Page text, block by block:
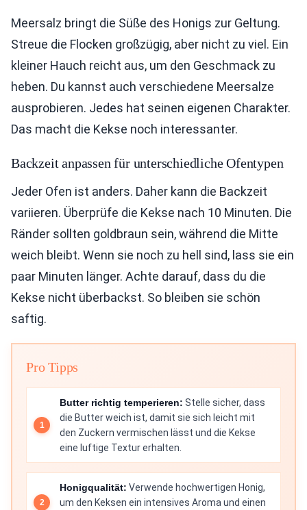
Meersalz bringt die Süße des Honigs zur Geltung.
Streue die Flocken großzügig, aber nicht zu viel. Ein
kleiner Hauch reicht aus, um den Geschmack zu
heben. Du kannst auch verschiedene Meersalze
ausprobieren. Jedes hat seinen eigenen Charakter.
Das macht die Kekse noch interessanter.
Backzeit anpassen für unterschiedliche Ofentypen
Jeder Ofen ist anders. Daher kann die Backzeit
variieren. Überprüfe die Kekse nach 10 Minuten. Die
Ränder sollten goldbraun sein, während die Mitte
weich bleibt. Wenn sie noch zu hell sind, lass sie ein
paar Minuten länger. Achte darauf, dass du die
Kekse nicht überbackst. So bleiben sie schön
saftig.
Pro Tipps
Butter richtig temperieren: Stelle sicher, dass
die Butter weich ist, damit sie sich leicht mit
den Zuckern vermischen lässt und die Kekse
eine luftige Textur erhalten.
Honigqualität: Verwende hochwertigen Honig,
um den Keksen ein intensives Aroma und einen